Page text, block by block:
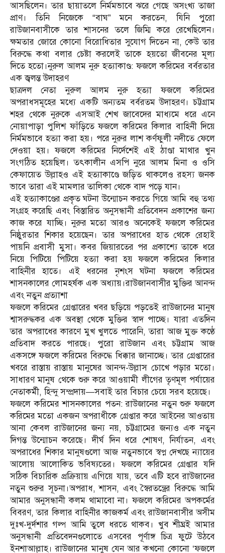
আসছিলেন। তার ছায়াতলে নির্মমভাবে ঝরে গেছে অসংখ্য তাজা
প্রাণ। তিনি নিজেকে “বাঘ” মনে করতেন, যিনি পুরো
রাউজানবাসীকে তার শাসনের তলে জিম্মি করে রেখেছিলেন।
ক্ষমতার জোরে কোনো বিরোধিতার সুযোগ দিতেন না, কেউ তার
বিরুদ্ধে কথা বলার চেষ্টা করলেই তাকে হয়তো জীবনের মূল্য
দিতে হতো।নুরুল আলম নুরু হত্যাকাণ্ড: ফজলে করিমের বর্বরতার
এক জ্বলন্ত উদাহরণ
ছাত্রদল নেতা নুরুল আলম নুরু হত্যা ফজলে করিমের
অপরাধসমূহের মধ্যে একটি অন্যতম বর্বরতম উদাহরণ। চট্টগ্রাম
শহর থেকে নুরুকে এসআই শেখ জাবেদের মাধ্যমে ধরে এনে
নোয়াপাড়া পুলিশ ফাঁড়িতে ফজলে করিমের কিলার বাহিনী দিয়ে
নির্মমভাবে হত্যা করা হয়। পরে নুরুর লাশ কর্ণফুলী নদীতে ফেলে
দেওয়া হয়। ফজলে করিমের নির্দেশেই এই ঠাণ্ডা মাথার খুন
সংগঠিত হয়েছিল। তৎকালীন এসপি নুরে আলম মিনা ও ওসি
কেফায়েত উল্লাহও এই হত্যাকাণ্ডে জড়িত থাকলেও রহস্য জনক
ভাবে তারা এই মামলার তালিকা থেকে বাদ পড়ে যান।
এই হত্যাকাণ্ডের প্রকৃত ঘটনা উন্মোচন করতে গিয়ে আমি বহু তথ্য
সংগ্রহ করেছি এবং বিস্তারিত অনুসন্ধানী প্রতিবেদন প্রকাশের জন্য
কাজ করে যাচ্ছি। নুরুর মতো আরও অনেকেই ফজলে করিমের
নিষ্ঠুরতার শিকার হয়েছেন। তার অপরাধের হাত থেকে রেহাই
পায়নি প্রবাসী মুসা। কবর জিয়ারতের পর প্রকাশ্যে তাকে ধরে
নিয়ে পিটিয়ে পিটিয়ে হত্যা করা হয় ফজলে করিমের কিলার
বাহিনীর হাতে। এই ধরনের নৃশংস ঘটনা ফজলে করিমের
শাসনকালের লোমহর্ষক এক অধ্যায়।রাউজানবাসীর মুক্তির আনন্দ
এবং নতুন প্রত্যাশা
ফজলে করিমের গ্রেপ্তারের খবর ছড়িয়ে পড়তেই রাউজানের মানুষ
শ্বাসরুদ্ধকর এক অবস্থা থেকে মুক্তির স্বাদ পাচ্ছে। যারা এতদিন
তার অপরাধের কারণে মুখ খুলতে পারেনি, তারা আজ মুক্ত কণ্ঠে
প্রতিবাদ করতে পারছে। পুরো রাউজান এবং চট্টগ্রাম আজ
একসঙ্গে ফজলে করিমের বিরুদ্ধে ধিক্কার জানাচ্ছে। তার গ্রেপ্তারের
খবরে রাস্তায় রাস্তায় মানুষের আনন্দ-উল্লাস চোখে পড়ার মতো।
সাধারণ মানুষ থেকে শুরু করে আওয়ামী লীগের তৃণমূল পর্যায়ের
নেতাকর্মী, হিন্দু সম্প্রদায়—সবাই তার বিচার চেয়ে সরব হয়েছে।
ফজলে করিমের শাসনকালের পতন: রাউজানের নতুন শুরু ফজলে
করিমের মতো একজন অপরাধীকে গ্রেপ্তার করে আইনের আওতায়
আনা কেবল রাউজানের জন্য নয়, চট্টগ্রামের জন্যও এক নতুন
দিগন্ত উন্মোচন করেছে। দীর্ঘ দিন ধরে শোষণ, নির্যাতন, এবং
অপরাধের শিকার মানুষগুলো আজ নতুনভাবে স্বপ্ন দেখছে ন্যায়ের
আলোয় আলোকিত ভবিষ্যতের। ফজলে করিমের গ্রেপ্তার যদি
সঠিক বিচারিক প্রক্রিয়ায় এগিয়ে যায়, তবে এটি হবে রাউজানের
নতুন শুরুর সূচনা।অপরাধ, শাসন, এবং স্বৈরতন্ত্রের বিরুদ্ধে আমি
আমার অনুসন্ধানী কলম থামাবো না। ফজলে করিমের অপকর্মের
বিবরণ, তার কিলার বাহিনীর কাজকর্ম এবং রাউজানবাসীর অসীম
দুঃখ-দুর্দশার গল্প আমি তুলে ধরতে থাকব। খুব শীঘ্রই আমার
অনুসন্ধানী প্রতিবেদনগুলোতে এসবের পূর্ণাঙ্গ চিত্র ফুটে উঠবে
ইনশাআল্লাহ। রাউজানের মানুষ যেন আর কখনো কোনো ‘ফজলে